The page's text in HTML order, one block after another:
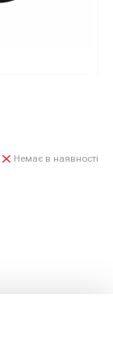
Немає в наявності